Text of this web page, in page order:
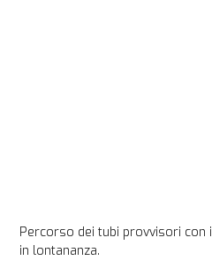
Percorso dei tubi provvisori con
in lontananza.